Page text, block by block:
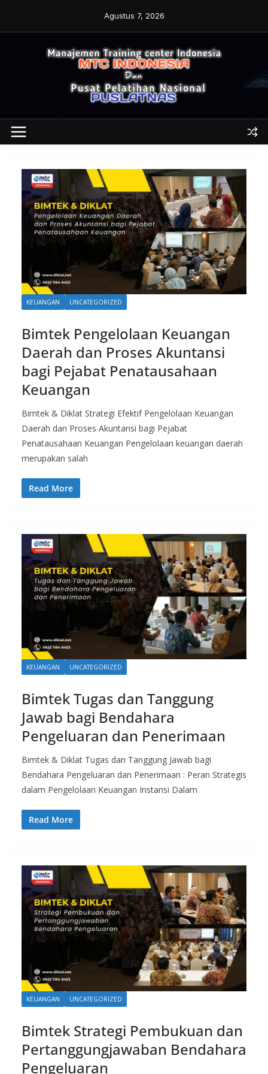
Agustus 7, 2026
KEUANGAN UNCATEGORIZED
Bimtek Pengelolaan Keuangan
Daerah dan Proses Akuntansi
bagi Pejabat Penatausahaan
Keuangan
Bimtek & Diklat Strategi Efektif Pengelolaan Keuangan
Daerah dan Proses Akuntansi bagi Pejabat
Penatausahaan Keuangan Pengelolaan keuangan daerah
merupakan salah
Read More
KEUANGAN UNCATEGORIZED
Bimtek Tugas dan Tanggung
Jawab bagi Bendahara
Pengeluaran dan Penerimaan
Bimtek & Diklat Tugas dan Tanggung Jawab bagi
Bendahara Pengeluaran dan Penerimaan : Peran Strategis
dalam Pengelolaan Keuangan Instansi Dalam
Read More
KEUANGAN UNCATEGORIZED
Bimtek Strategi Pembukuan dan
Pertanggungjawaban Bendahara
Pengeluaran